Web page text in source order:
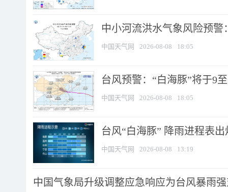
中小河流洪水气象风险预
中国天气网 2026-08-08 18:05
台风预警：“白海豚”将于9
中国天气网 2026-08-08 18:05
台风“白海豚” 降雨进程表
中国天气网 2026-08-08 13:19
中国气象局升级调整应急响应为台风暴雨